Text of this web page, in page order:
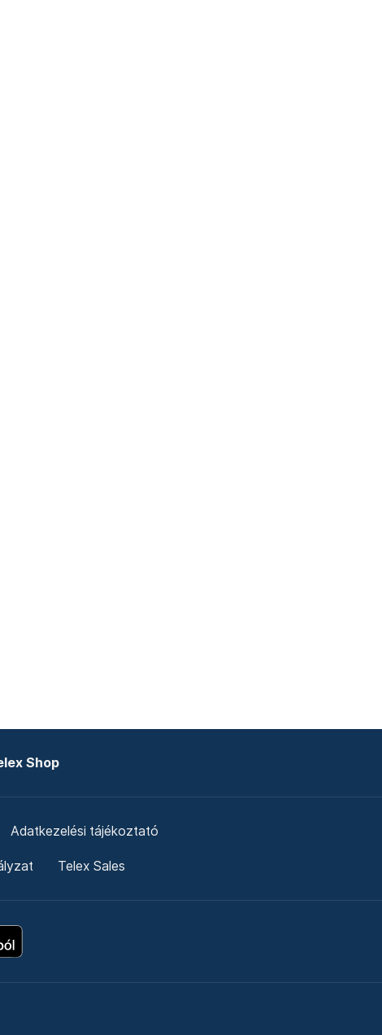
Shop
Adatkezelési tájékoztató
Telex Sales